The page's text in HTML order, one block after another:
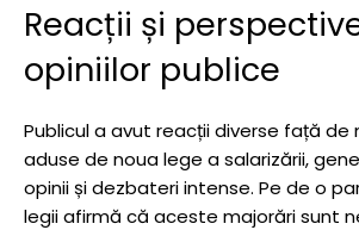
Reacții și
opiniilor publice
Publicul a avut reacții diverse față de
aduse de noua lege a salarizării,
opinii și dezbateri intense. Pe de o
legii afirmă că aceste majorări sunt